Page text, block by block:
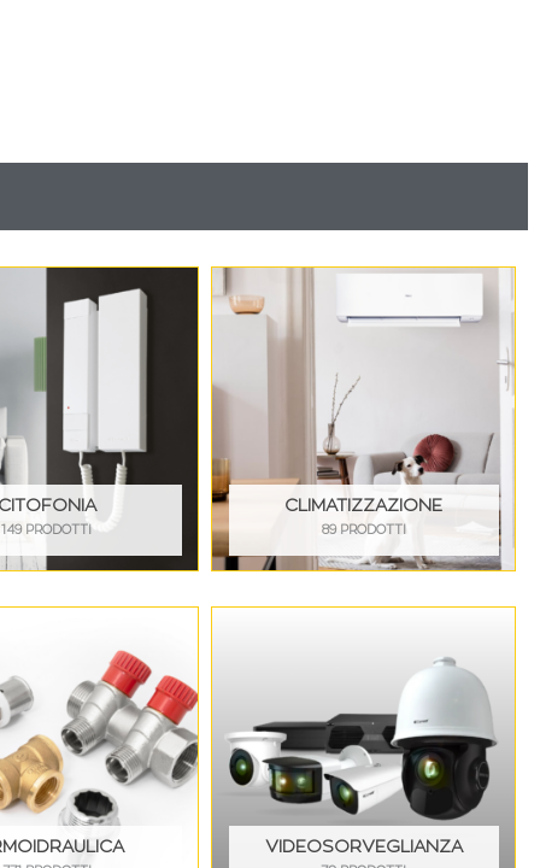
CITOFONIA
149 PRODOTTI
CLIMATIZZAZIONE
89 PRODOTTI
VIDEOSORVEGLIANZA